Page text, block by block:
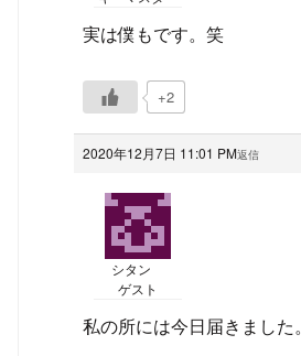
実は僕もです。笑
+2
2020年12月7日 11:01 PM返信
シタン
ゲスト
私の所には今日届きました。